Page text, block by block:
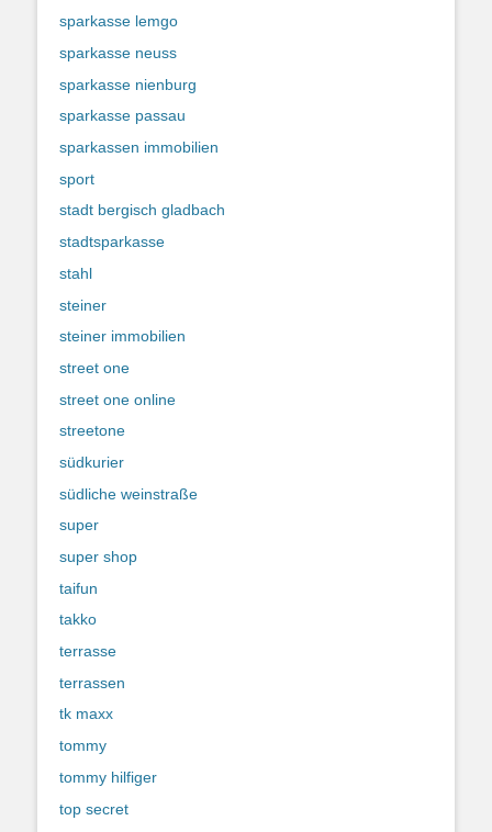
sparkasse lemgo
sparkasse neuss
sparkasse nienburg
sparkasse passau
sparkassen immobilien
sport
stadt bergisch gladbach
stadtsparkasse
stahl
steiner
steiner immobilien
street one
street one online
streetone
südkurier
südliche weinstraße
super
super shop
taifun
takko
terrasse
terrassen
tk maxx
tommy
tommy hilfiger
top secret